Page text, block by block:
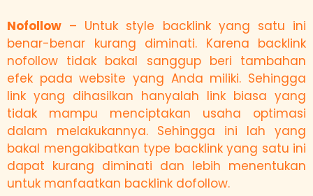
Nofollow – Untuk style backlink yang satu ini
benar-benar kurang diminati. Karena backlink
nofollow tidak bakal sanggup beri tambahan
efek pada website yang Anda miliki. Sehingga
link yang dihasilkan hanyalah link biasa yang
tidak mampu menciptakan usaha optimasi
dalam melakukannya. Sehingga ini lah yang
bakal mengakibatkan type backlink yang satu ini
dapat kurang diminati dan lebih menentukan
untuk manfaatkan backlink dofollow.